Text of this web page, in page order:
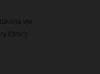
им.
Clinic);